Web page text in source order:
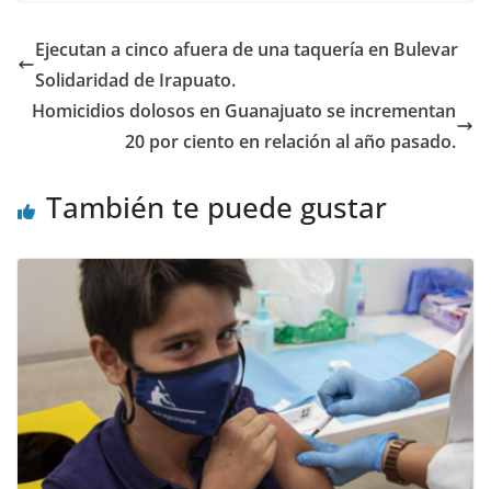
o
o
k
p
p
n
Ejecutan a cinco afuera de una taquería en Bulevar
Solidaridad de Irapuato.
Homicidios dolosos en Guanajuato se incrementan
20 por ciento en relación al año pasado.
También te puede gustar